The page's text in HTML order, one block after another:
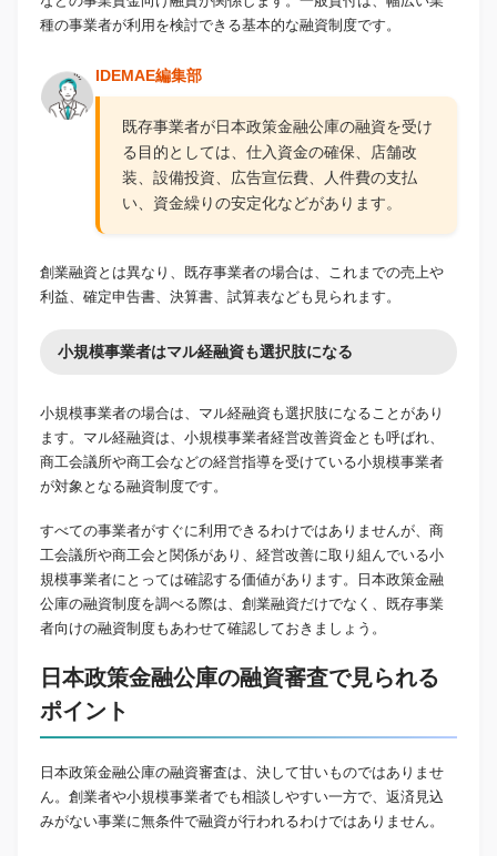
種の事業者が利用を検討できる基本的な融資制度です。
IDEMAE編集部
既存事業者が日本政策金融公庫の融資を受け
る目的としては、仕入資金の確保、店舗改
装、設備投資、広告宣伝費、人件費の支払
い、資金繰りの安定化などがあります。
創業融資とは異なり、既存事業者の場合は、これまでの売上や
利益、確定申告書、決算書、試算表なども見られます。
小規模事業者はマル経融資も選択肢になる
小規模事業者の場合は、マル経融資も選択肢になることがあり
ます。マル経融資は、小規模事業者経営改善資金とも呼ばれ、
商工会議所や商工会などの経営指導を受けている小規模事業者
が対象となる融資制度です。
すべての事業者がすぐに利用できるわけではありませんが、商
工会議所や商工会と関係があり、経営改善に取り組んでいる小
規模事業者にとっては確認する価値があります。日本政策金融
公庫の融資制度を調べる際は、創業融資だけでなく、既存事業
者向けの融資制度もあわせて確認しておきましょう。
日本政策金融公庫の融資審査で見られる
ポイント
日本政策金融公庫の融資審査は、決して甘いものではありませ
ん。創業者や小規模事業者でも相談しやすい一方で、返済見込
みがない事業に無条件で融資が行われるわけではありません。